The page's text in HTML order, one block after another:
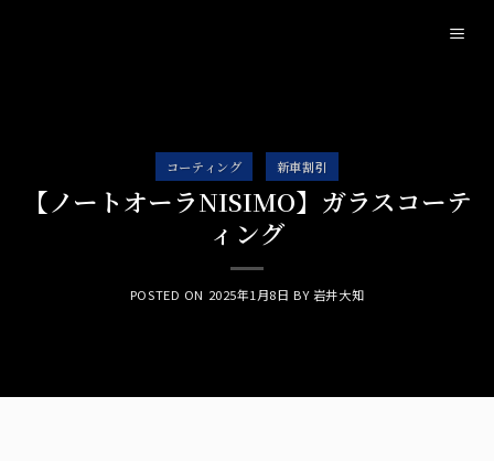
コーティング 新車割引
【ノートオーラNISIMO】ガラスコーテ
ィング
POSTED ON 2025年1月8日 BY岩井大知